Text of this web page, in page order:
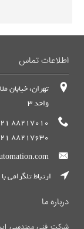
اطلاعات تماس
واحد 3
88217010 021
88217630 021 (تلفکس)
ارتباط تلگرامی
درباره ما